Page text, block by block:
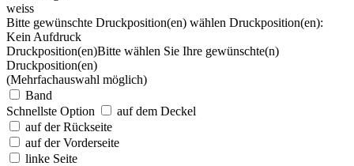
weiss
Bitte gewünschte Druckposition(en) wählen Druckposition(en):
Kein Aufdruck
Druckposition(en)Bitte wählen Sie Ihre gewünschte(n)
Druckposition(en)
(Mehrfachauswahl möglich)
Band
Schnellste Option
auf dem Deckel
auf der Rückseite
auf der Vorderseite
linke Seite